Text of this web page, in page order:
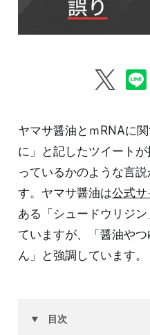
ヤマサ醤油とｍRNAに
に」と記したツイート
っているかのような言
す。ヤマサ醤油は公式サ
ある「シュードウリジ
ていますが、「醤油や
ん」と強調しています。
目次